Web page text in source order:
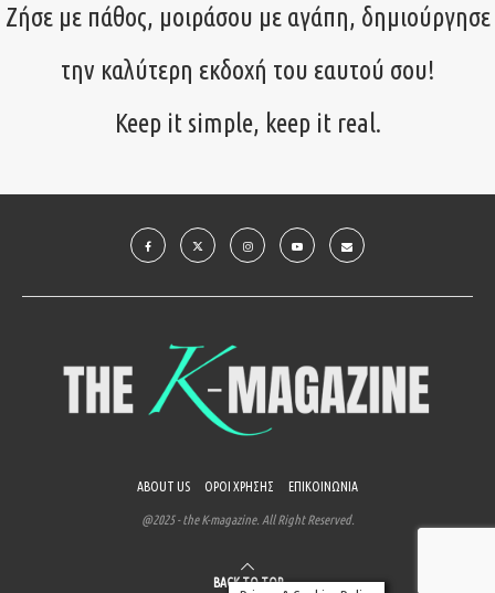
Ζήσε με πάθος, μοιράσου με αγάπη, δημιούργησε
την καλύτερη εκδοχή του εαυτού σου!
Keep it simple, keep it real.
ABOUT US ΟΡΟΙ ΧΡΗΣΗΣ ΕΠΙΚΟΙΝΩΝΙΑ
@2025 - the K-magazine. All Right Reserved.
BACK TO TOP